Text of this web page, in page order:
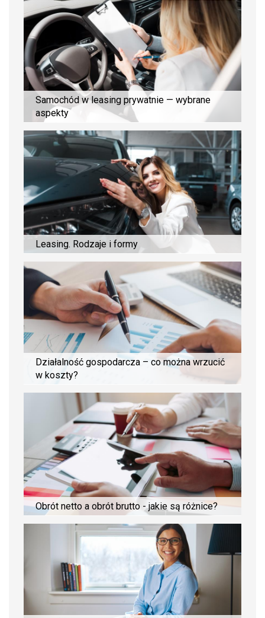
Samochód w leasing prywatnie — wybrane
aspekty
Leasing. Rodzaje i formy
Działalność gospodarcza – co można wrzucić
w koszty?
Obrót netto a obrót brutto - jakie są różnice?